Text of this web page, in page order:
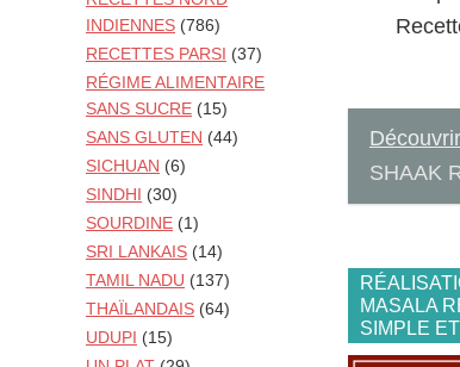
SHAAK
MASALA
SIMPLE
INDIENNES (786)
RECETTES PARSI (37)
RÉGIME ALIMENTAIRE
SANS SUCRE (15)
SANS GLUTEN (44)
SICHUAN (6)
SINDHI (30)
SOURDINE (1)
SRI LANKAIS (14)
TAMIL NADU (137)
THAÏLANDAIS (64)
UDUPI (15)